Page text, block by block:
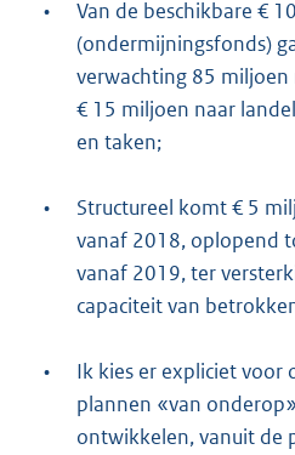
•
Van de beschikbare €
(ondermijningsfonds)
verwachting 85 miljoen
€ 15 miljoen naar
en taken;
•
Structureel komt € 5
vanaf 2018, oplopend
vanaf 2019, ter
capaciteit van
•
Ik kies er expliciet voor
plannen «van
ontwikkelen, vanuit de